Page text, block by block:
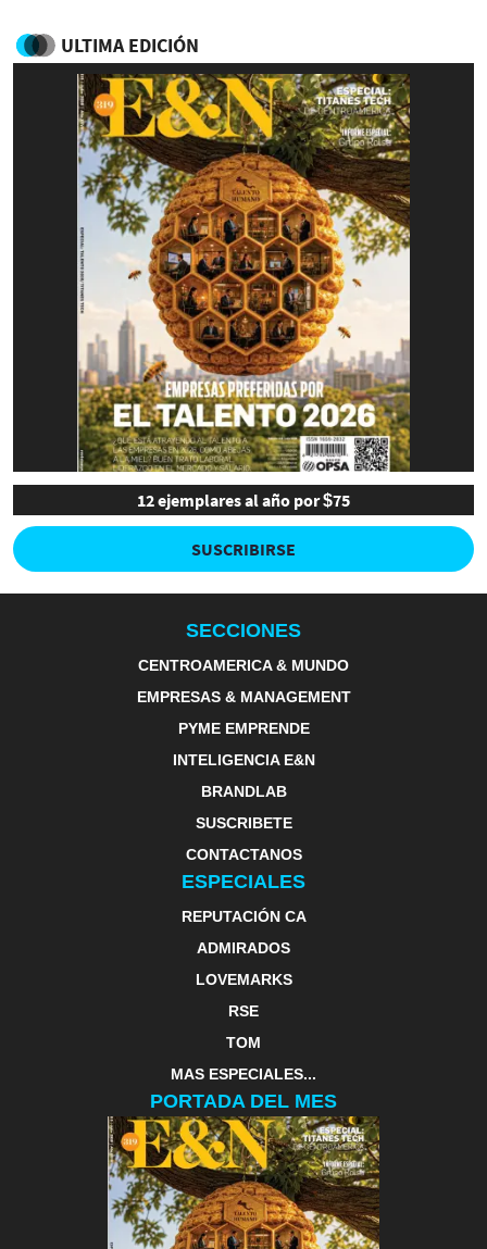
ULTIMA EDICIÓN
12 ejemplares al año por $75
SUSCRIBIRSE
SECCIONES
CENTROAMERICA & MUNDO
EMPRESAS & MANAGEMENT
PYME EMPRENDE
INTELIGENCIA E&N
BRANDLAB
SUSCRIBETE
CONTACTANOS
ESPECIALES
REPUTACIÓN CA
ADMIRADOS
LOVEMARKS
RSE
TOM
MAS ESPECIALES...
PORTADA DEL MES